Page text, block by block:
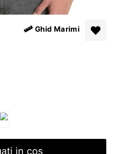
Ghid Marimi
in cos